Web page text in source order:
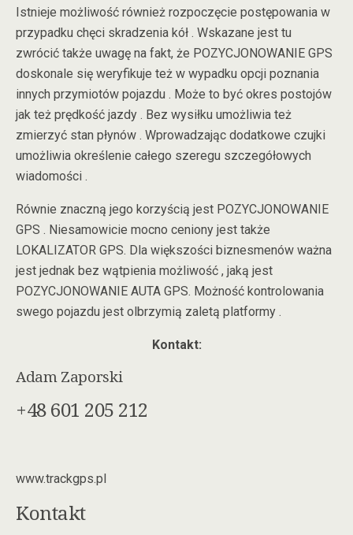
Istnieje możliwość również rozpoczęcie postępowania w
przypadku chęci skradzenia kół . Wskazane jest tu
zwrócić także uwagę na fakt, że POZYCJONOWANIE GPS
doskonale się weryfikuje też w wypadku opcji poznania
innych przymiotów pojazdu . Może to być okres postojów
jak też prędkość jazdy . Bez wysiłku umożliwia też
zmierzyć stan płynów . Wprowadzając dodatkowe czujki
umożliwia określenie całego szeregu szczegółowych
wiadomości .
Równie znaczną jego korzyścią jest POZYCJONOWANIE
GPS . Niesamowicie mocno ceniony jest także
LOKALIZATOR GPS. Dla większości biznesmenów ważna
jest jednak bez wątpienia możliwość , jaką jest
POZYCJONOWANIE AUTA GPS. Możność kontrolowania
swego pojazdu jest olbrzymią zaletą platformy .
Kontakt:
Adam Zaporski
+48 601 205 212
www.trackgps.pl
Kontakt